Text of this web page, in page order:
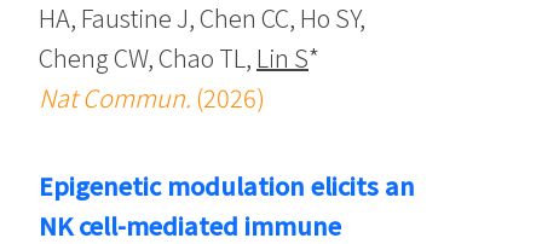
HA, Faustine J, Chen CC, Ho SY,
Cheng CW, Chao TL, Lin S*
Nat Commun. (2026)
Epigenetic modulation elicits an
NK cell-mediated immune